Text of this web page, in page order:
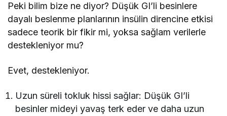
Peki bilim bize ne diyor? Düşük GI’li besinlere
dayalı beslenme planlarının insülin direncine etkisi
sadece teorik bir fikir mi, yoksa sağlam verilerle
destekleniyor mu?
Evet, destekleniyor.
Uzun süreli tokluk hissi sağlar: Düşük GI’li
besinler mideyi yavaş terk eder ve daha uzun